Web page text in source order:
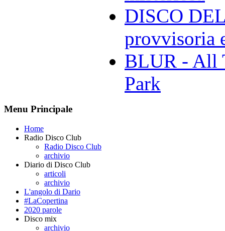
DISCO
provvisoria
BLUR - All
Park
Menu Principale
Home
Radio Disco Club
Radio Disco Club
archivio
Diario di Disco Club
articoli
archivio
L'angolo di Dario
#LaCopertina
2020 parole
Disco mix
archivio